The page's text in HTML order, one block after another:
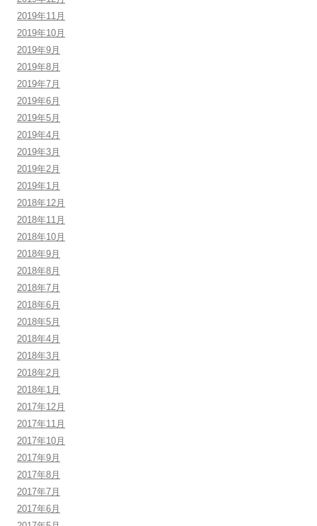
2019年11月
2019年10月
2019年9月
2019年8月
2019年7月
2019年6月
2019年5月
2019年4月
2019年3月
2019年2月
2019年1月
2018年12月
2018年11月
2018年10月
2018年9月
2018年8月
2018年7月
2018年6月
2018年5月
2018年4月
2018年3月
2018年2月
2018年1月
2017年12月
2017年11月
2017年10月
2017年9月
2017年8月
2017年7月
2017年6月